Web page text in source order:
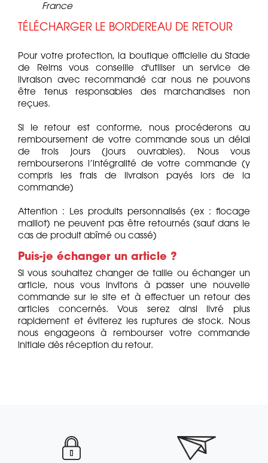
France
TÉLÉCHARGER LE BORDEREAU DE RETOUR
Pour votre protection, la boutique officielle du Stade
de Reims vous conseille d'utiliser un service de
livraison avec recommandé car nous ne pouvons
être tenus responsables des marchandises non
reçues.
Si le retour est conforme, nous procéderons au
remboursement de votre commande sous un délai
de trois jours (jours ouvrables). Nous vous
rembourserons l’intégralité de votre commande (y
compris les frais de livraison payés lors de la
commande)
Attention : Les produits personnalisés (ex : flocage
maillot) ne peuvent pas être retournés (sauf dans le
cas de produit abîmé ou cassé)
Puis-je échanger un article ?
Si vous souhaitez changer de taille ou échanger un
article, nous vous invitons à passer une nouvelle
commande sur le site et à effectuer un retour des
articles concernés. Vous serez ainsi livré plus
rapidement et éviterez les ruptures de stock. Nous
nous engageons à rembourser votre commande
initiale dès réception du retour.